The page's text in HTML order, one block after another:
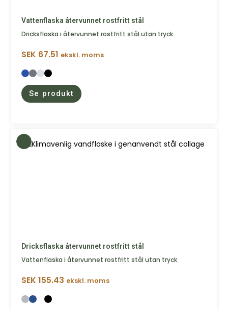
Vattenflaska återvunnet rostfritt stål
Dricksflaska i återvunnet rostfritt stål utan tryck
SEK 67.51 ekskl. moms
Se produkt
Dricksflaska återvunnet rostfritt stål
Vattenflaska i återvunnet rostfritt stål utan tryck
SEK 155.43 ekskl. moms